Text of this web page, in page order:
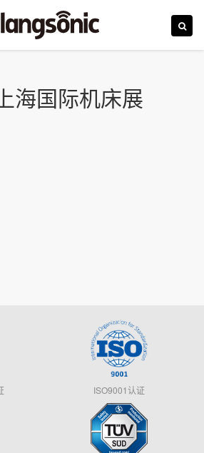
海国际机床展
ISO9001认证